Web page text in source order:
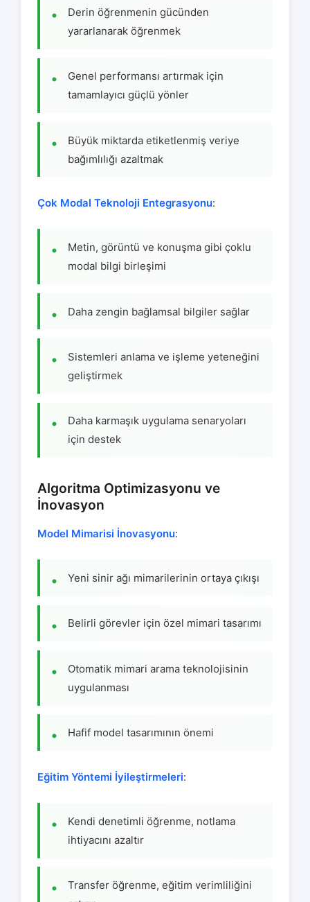
Derin öğrenmenin gücünden
yararlanarak öğrenmek
Genel performansı artırmak için
tamamlayıcı güçlü yönler
Büyük miktarda etiketlenmiş veriye
bağımlılığı azaltmak
Çok Modal Teknoloji Entegrasyonu:
Metin, görüntü ve konuşma gibi çoklu
modal bilgi birleşimi
Daha zengin bağlamsal bilgiler sağlar
Sistemleri anlama ve işleme yeteneğini
geliştirmek
Daha karmaşık uygulama senaryoları
için destek
Algoritma Optimizasyonu ve
İnovasyon
Model Mimarisi İnovasyonu:
Yeni sinir ağı mimarilerinin ortaya çıkışı
Belirli görevler için özel mimari tasarımı
Otomatik mimari arama teknolojisinin
uygulanması
Hafif model tasarımının önemi
Eğitim Yöntemi İyileştirmeleri:
Kendi denetimli öğrenme, notlama
ihtiyacını azaltır
Transfer öğrenme, eğitim verimliliğini